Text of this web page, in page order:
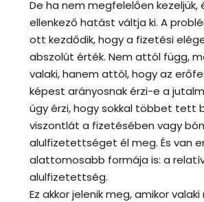
De ha nem megfelelően kezeljük,
ellenkező hatást váltja ki. A
ott kezdődik, hogy a fizetési
abszolút érték. Nem attól függ,
valaki, hanem attól, hogy az
képest arányosnak érzi-e a
úgy érzi, hogy sokkal többet tett
viszontlát a fizetésében vagy
alulfizetettséget él meg. És van
alattomosabb formája is: a
alulfizetettség.
Ez akkor jelenik meg, amikor